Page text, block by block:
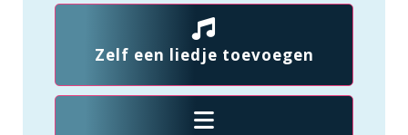
Zelf een liedje toevoegen